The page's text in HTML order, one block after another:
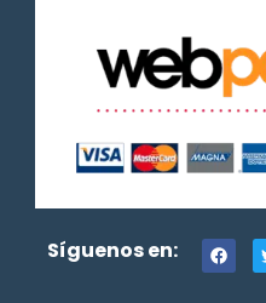
Síguenos en:
F
a
c